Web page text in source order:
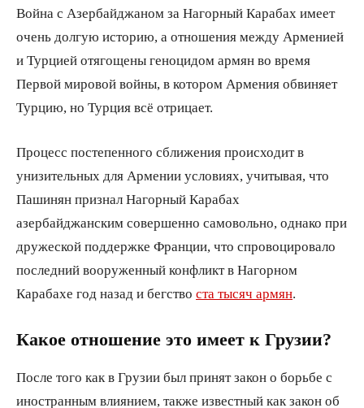
Война с Азербайджаном за Нагорный Карабах имеет
очень долгую историю, а отношения между Арменией
и Турцией отягощены геноцидом армян во время
Первой мировой войны, в котором Армения обвиняет
Турцию, но Турция всё отрицает.
Процесс постепенного сближения происходит в
унизительных для Армении условиях, учитывая, что
Пашинян признал Нагорный Карабах
азербайджанским совершенно самовольно, однако при
дружеской поддержке Франции, что спровоцировало
последний вооруженный конфликт в Нагорном
Карабахе год назад и бегство ста тысяч армян
Какое отношение это имеет к Грузии?
После того как в Грузии был принят закон о борьбе с
иностранным влиянием, также известный как закон об